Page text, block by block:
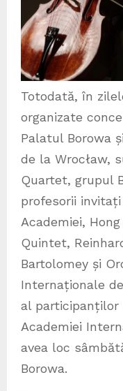
Totodată, în
organizate
Palatul Borowa
de la Wrocław,
Quartet, grupul
profesorii
Academiei,
Quintet,
Bartolomey și
Internaționale
al participanților
Academiei
avea loc
Borowa.